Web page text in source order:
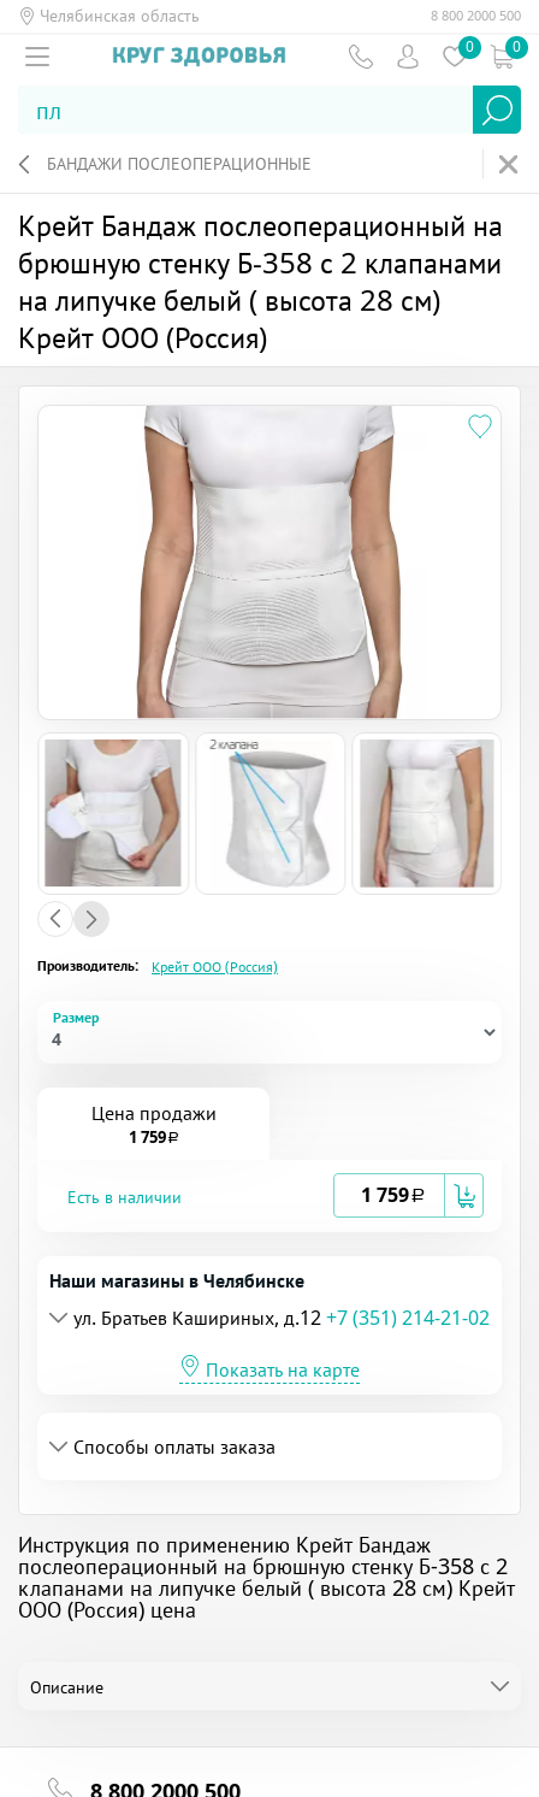
Челябинская область 8 800 2000 500
0 0
БАНДАЖИ ПОСЛЕОПЕРАЦИОННЫЕ
Крейт Бандаж послеоперационный на
брюшную стенку Б-358 с 2 клапанами
на липучке белый ( высота 28 см)
Крейт ООО (Россия)
Производитель: Крейт ООО (Россия)
Размер
Цена продажи
1 759a
Есть в наличии 1 759a
Наши магазины в Челябинске
ул. Братьев Кашириных, д.12+7 (351) 214-21-02
Показать на карте
Способы оплаты заказа
Инструкция по применению Крейт Бандаж
послеоперационный на брюшную стенку Б-358 с 2
клапанами на липучке белый ( высота 28 см) Крейт
ООО (Россия) цена
Описание
8 800 2000 500